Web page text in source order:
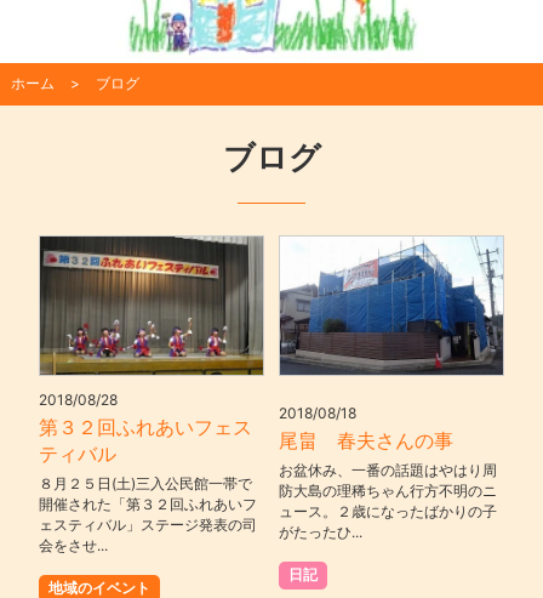
ホーム ブログ
ブログ
2018/08/28
第３２回ふれあいフェス
ティバル
８月２５日(土)三入公民館一帯で
開催された「第３２回ふれあいフ
ェスティバル」ステージ発表の司
会をさせ...
地域のイベント
2018/08/18
尾畠 春夫さんの事
お盆休み、一番の話題はやはり周
防大島の理稀ちゃん行方不明のニ
ュース。２歳になったばかりの子
がたったひ...
日記